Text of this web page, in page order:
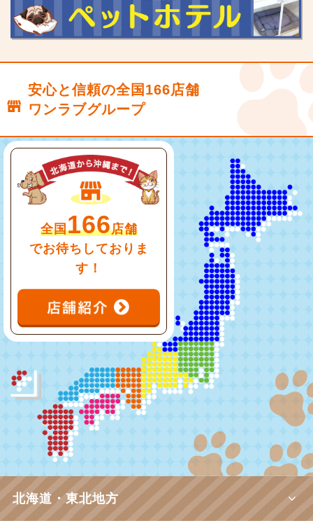
安心と信頼の全国166店舗
ワンラブグループ
全国166店舗
でお待ちしておりま
す！
北海道・東北地方